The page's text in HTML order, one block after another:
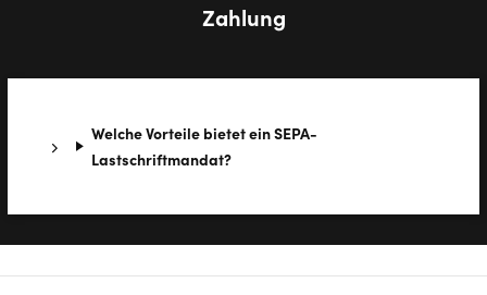
Zahlung
Welche Vorteile bietet ein SEPA-
Lastschriftmandat?